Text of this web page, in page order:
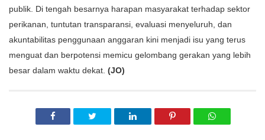
publik. Di tengah besarnya harapan masyarakat terhadap sektor
perikanan, tuntutan transparansi, evaluasi menyeluruh, dan
akuntabilitas penggunaan anggaran kini menjadi isu yang terus
menguat dan berpotensi memicu gelombang gerakan yang lebih
besar dalam waktu dekat. (JO)